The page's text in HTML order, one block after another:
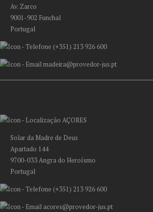
Av. Zarco
9001-902 Funchal
Portugal
(+351) 213 926 600
madeira@provedor-jus.pt
AÇORES
Solar da Madre de Deus
Apartado 144
9700-033 Angra do Heroísmo
Portugal
(+351) 213 926 600
acores@provedor-jus.pt